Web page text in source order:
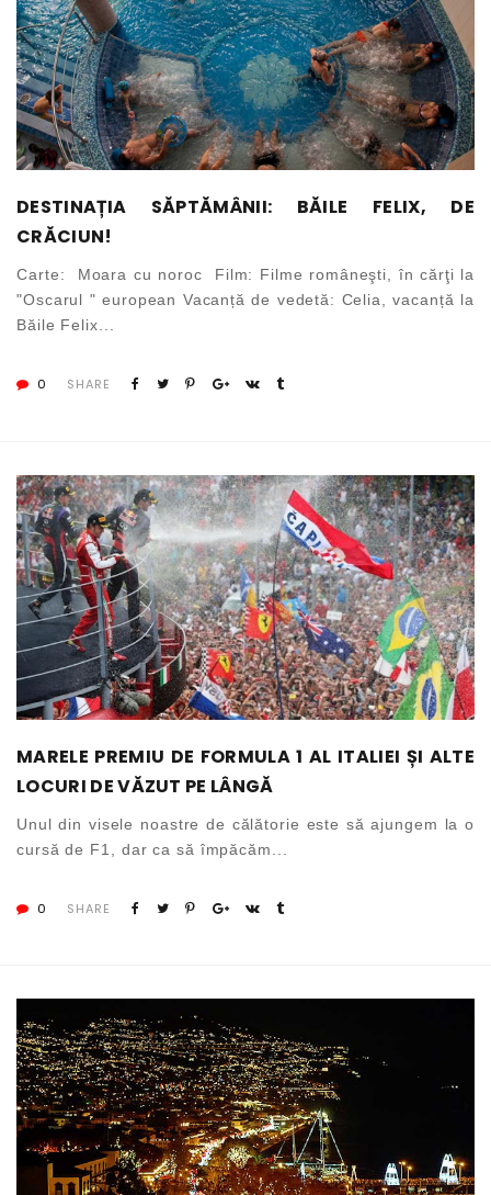
DESTINAȚIA SĂPTĂMÂNII: BĂILE FELIX, DE
CRĂCIUN!
Carte: Moara cu noroc Film: Filme româneşti, în cărţi la
"Oscarul " european Vacanță de vedetă: Celia, vacanță la
Băile Felix...
0 SHARE
MARELE PREMIU DE FORMULA 1 AL ITALIEI ȘI ALTE
LOCURI DE VĂZUT PE LÂNGĂ
Unul din visele noastre de călătorie este să ajungem la o
cursă de F1, dar ca să împăcăm...
0 SHARE